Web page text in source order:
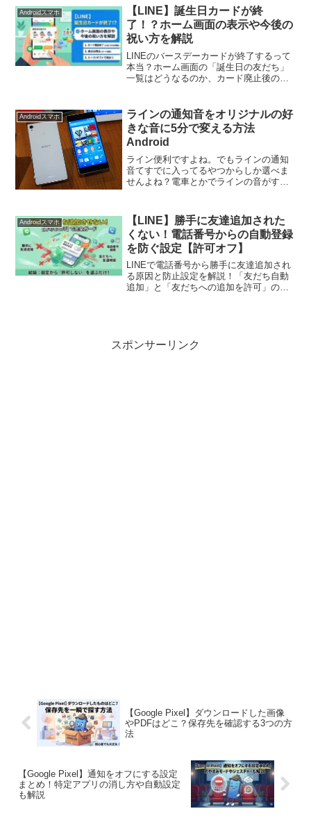
解説します。自分に合った設定で、文字
入力のストレスを解消しましょう！
Androidスマホ
【LINE】誕生日カードが終
了！？ホーム画面の表示や今後の
祝い方を解説
LINEのバースデーカードが終了するって
本当？ホーム画面の「誕生日の友だち」
一覧はどうなるのか、カード廃止後の正
やすく解説します！
Androidスマホ
ラインの通知音をオリジナルの好
きな音に5分で変える方法
Android
ライン便利ですよね。でもラインの通知
音てすでに入ってるやつからしか選べま
せんよね？電車とかでラインの音がする
です。大げさに言うとですが似たような
音で設定してる人は多いの...
Androidスマホ
【LINE】勝手に友達追加された
くない！電話番号からの自動登録
を防ぐ設定【許可オフ】
LINEで電話番号から勝手に友達追加され
る原因と防止設定を解説！「友だち自動
追加」と「友だちへの追加を許可」の違
スポンサーリンク
【Google Pixel】ダウンロードした画像
やPDFはどこ？保存先を確認する3つの方
法
【Google Pixel】通知をオフにする設定
まとめ！特定アプリの消し方や自動設定
も解説